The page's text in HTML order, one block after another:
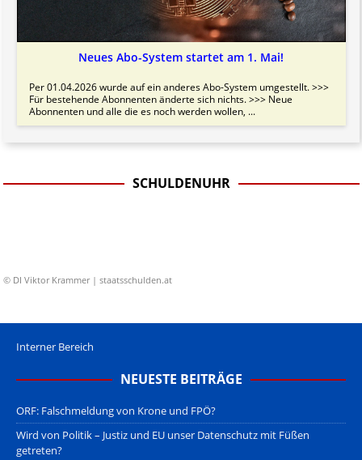
Neues Abo-System startet am 1. Mai!
Per 01.04.2026 wurde auf ein anderes Abo-System umgestellt. >>>
Für bestehende Abonnenten änderte sich nichts. >>> Neue
Abonnenten und alle die es noch werden wollen, ...
SCHULDENUHR
© DI Viktor Krammer | staatsschulden.at
Interner Bereich
NEUESTE BEITRÄGE
ORF: Falschmeldung von Krone und FPÖ?
Wird von Politik – Justiz und EU unser Datenschutz mit Füßen
getreten?